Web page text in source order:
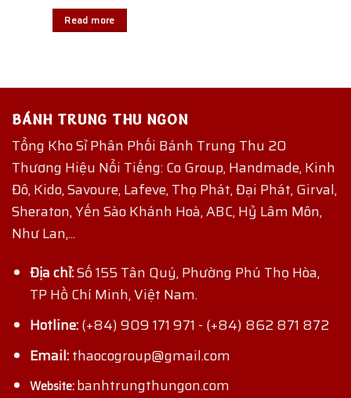
Read more
BÁNH TRUNG THU NGON
Tổng Kho Sỉ Phân Phối Bánh Trung Thu 20
Thương Hiệu Nổi Tiếng: Co Group, Handmade, Kinh
Đô, Kido, Savoure, Lafeve, Thọ Phát, Đại Phát, Girval,
Sheraton, Yến Sào Khánh Hoà, ABC, Hỷ Lâm Môn,
Như Lan,...
Địa chỉ:Số 155 Tân Quý, Phường Phú Thọ Hòa,
TP Hồ Chí Minh, Việt Nam.
Hotline:(+84) 909 171 971 - (+84) 862 871 872
Email:thaocogroup@gmail.com
Website:banhtrungthungon.com